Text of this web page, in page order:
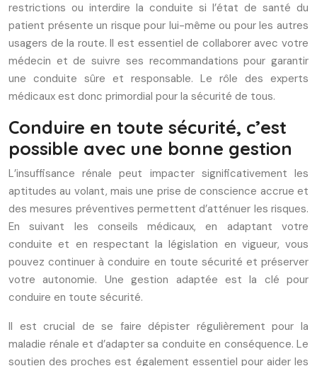
restrictions ou interdire la conduite si l’état de santé du
patient présente un risque pour lui-même ou pour les autres
usagers de la route. Il est essentiel de collaborer avec votre
médecin et de suivre ses recommandations pour garantir
une conduite sûre et responsable. Le rôle des experts
médicaux est donc primordial pour la sécurité de tous.
Conduire en toute sécurité, c’est
possible avec une bonne gestion
L’insuffisance rénale peut impacter significativement les
aptitudes au volant, mais une prise de conscience accrue et
des mesures préventives permettent d’atténuer les risques.
En suivant les conseils médicaux, en adaptant votre
conduite et en respectant la législation en vigueur, vous
pouvez continuer à conduire en toute sécurité et préserver
votre autonomie. Une gestion adaptée est la clé pour
conduire en toute sécurité.
Il est crucial de se faire dépister régulièrement pour la
maladie rénale et d’adapter sa conduite en conséquence. Le
soutien des proches est également essentiel pour aider les